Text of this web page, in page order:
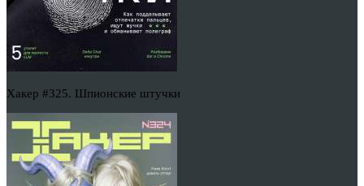
Хакер #325. Шпионские штучки